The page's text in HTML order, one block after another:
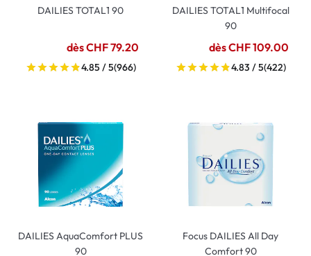
DAILIES TOTAL1 90
dès CHF 79.20
4.85 / 5(966)
DAILIES TOTAL1 Multifocal
90
dès CHF 109.00
4.83 / 5(422)
DAILIES AquaComfort PLUS
90
Focus DAILIES All Day
Comfort 90